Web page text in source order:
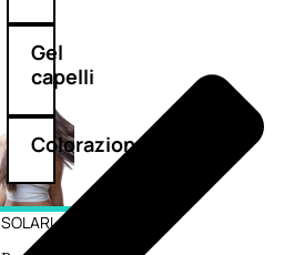
Gel
capelli
Colorazione
SOLARI